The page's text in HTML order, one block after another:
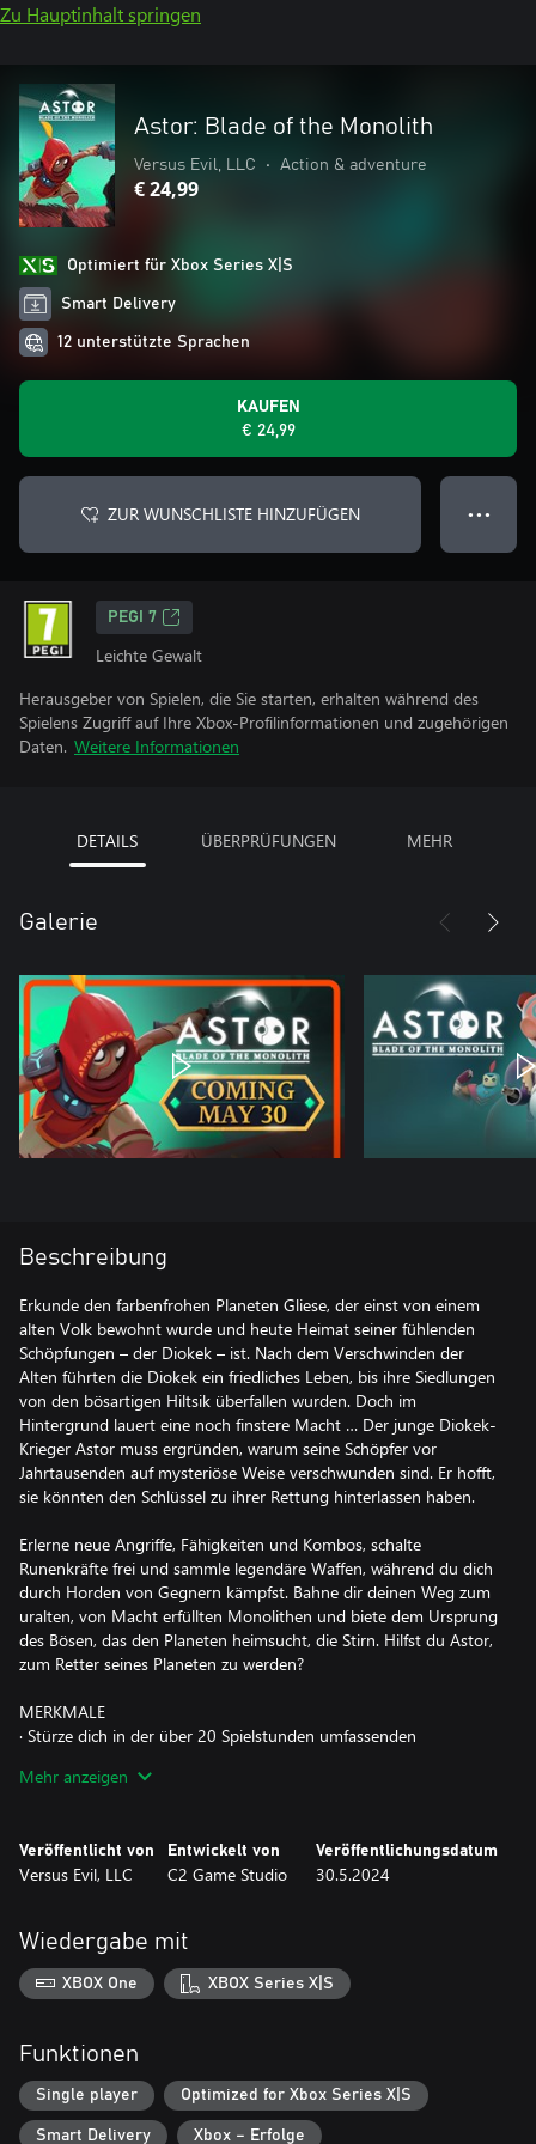
Zu Hauptinhalt springen
Astor: Blade of the Monolith
Versus Evil, LLC • Action & adventure
€ 24,99
Optimiert für Xbox Series X|S
Smart Delivery
12 unterstützte Sprachen
KAUFEN
€ 24,99
ZUR WUNSCHLISTE HINZUFÜGEN ● ● ●
PEGI 7
Leichte Gewalt
Herausgeber von Spielen, die Sie starten, erhalten während des
Spielens Zugriff auf Ihre Xbox-Profilinformationen und zugehörigen
Daten. Weitere Informationen
DETAILS ÜBERPRÜFUNGEN MEHR
Galerie
Beschreibung
Erkunde den farbenfrohen Planeten Gliese, der einst von einem
alten Volk bewohnt wurde und heute Heimat seiner fühlenden
Schöpfungen – der Diokek – ist. Nach dem Verschwinden der
Alten führten die Diokek ein friedliches Leben, bis ihre Siedlungen
von den bösartigen Hiltsik überfallen wurden. Doch im
Hintergrund lauert eine noch finstere Macht … Der junge Diokek-
Krieger Astor muss ergründen, warum seine Schöpfer vor
Jahrtausenden auf mysteriöse Weise verschwunden sind. Er hofft,
sie könnten den Schlüssel zu ihrer Rettung hinterlassen haben.
Erlerne neue Angriffe, Fähigkeiten und Kombos, schalte
Runenkräfte frei und sammle legendäre Waffen, während du dich
durch Horden von Gegnern kämpfst. Bahne dir deinen Weg zum
uralten, von Macht erfüllten Monolithen und biete dem Ursprung
des Bösen, das den Planeten heimsucht, die Stirn. Hilfst du Astor,
zum Retter seines Planeten zu werden?
MERKMALE
· Stürze dich in der über 20 Spielstunden umfassenden
gegen 16 verschiedene Gegnertypen und zehn furchteinflößende
Fähigkeiten und Kombos, beschwöre mächtige Konstrukte und
finde deinen eigenen Kampfstil.
verschiedene Nebenaufgaben ab und entdecke Überbleibsel
deiner Schöpfer.
· Stelle dein Können in Herausforderungen und im
„Neues Spiel +“-Modus auf die Probe.
ERKUNDE EINE ABWECHSLUNGSREICHE WELT
majestätischen Landschaften, uralten Ruinen und Tempeln
untergegangener Zivilisationen verborgene Geschichte frei. Nutze
Mehr anzeigen
Veröffentlicht von
Versus Evil, LLC
Entwickelt von
C2 Game Studio
Veröffentlichungsdatum
30.5.2024
Wiedergabe mit
XBOX One XBOX Series X|S
Funktionen
Single player Optimized for Xbox Series X|S
Smart Delivery Xbox – Erfolge